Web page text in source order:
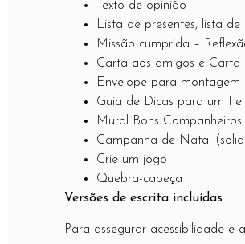
Texto de opinião
Lista de presentes, lista
Missão cumprida –
Carta aos amigos e Carta
Envelope para montagem
Guia de Dicas para um
Mural Bons Companheiros
Campanha de Natal
Crie um jogo
Quebra-cabeça
Versões de escrita incluídas
Para assegurar acessibilidade